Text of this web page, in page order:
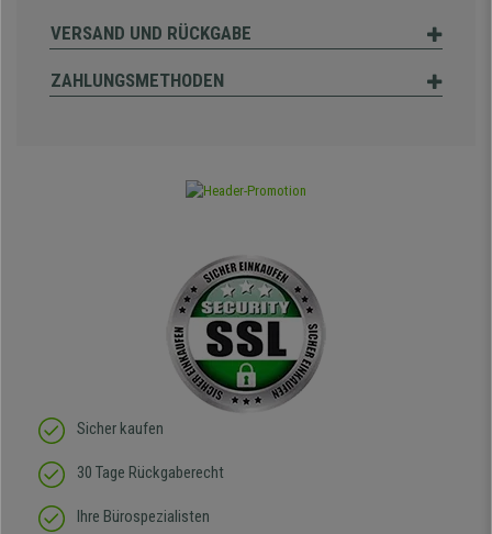
VERSAND UND RÜCKGABE
ZAHLUNGSMETHODEN
Sicher kaufen
30 Tage Rückgaberecht
Ihre Bürospezialisten